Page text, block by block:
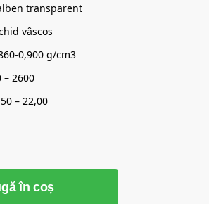
g/cm3
2600
22,00
în coș